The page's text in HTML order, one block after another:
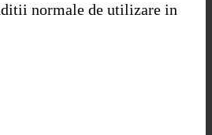
normale de utilizare in